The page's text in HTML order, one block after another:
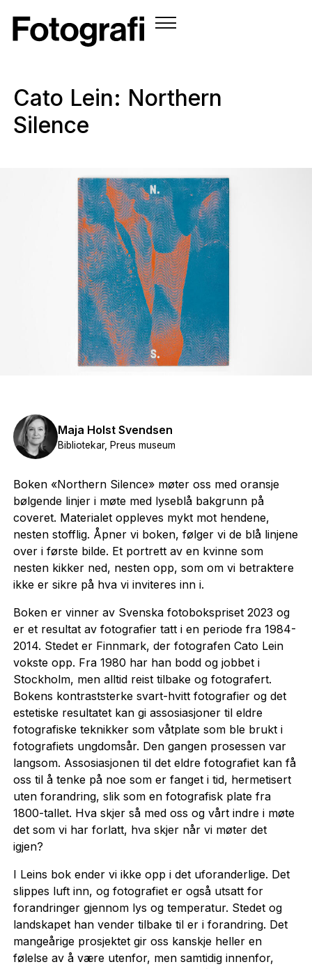
Cato Lein: Northern
Silence
Maja Holst Svendsen
Bibliotekar, Preus museum
Boken «Northern Silence» møter oss med oransje
bølgende linjer i møte med lyseblå bakgrunn på
coveret. Materialet oppleves mykt mot hendene,
nesten stofflig. Åpner vi boken, følger vi de blå linjene
over i første bilde. Et portrett av en kvinne som
nesten kikker ned, nesten opp, som om vi betraktere
ikke er sikre på hva vi inviteres inn i.
Boken er vinner av Svenska fotobokspriset 2023 og
er et resultat av fotografier tatt i en periode fra 1984-
2014. Stedet er Finnmark, der fotografen Cato Lein
vokste opp. Fra 1980 har han bodd og jobbet i
Stockholm, men alltid reist tilbake og fotografert.
Bokens kontraststerke svart-hvitt fotografier og det
estetiske resultatet kan gi assosiasjoner til eldre
fotografiske teknikker som våtplate som ble brukt i
fotografiets ungdomsår. Den gangen prosessen var
langsom. Assosiasjonen til det eldre fotografiet kan få
oss til å tenke på noe som er fanget i tid, hermetisert
uten forandring, slik som en fotografisk plate fra
1800-tallet. Hva skjer så med oss og vårt indre i møte
det som vi har forlatt, hva skjer når vi møter det
igjen?
I Leins bok ender vi ikke opp i det uforanderlige. Det
slippes luft inn, og fotografiet er også utsatt for
forandringer gjennom lys og temperatur. Stedet og
landskapet han vender tilbake til er i forandring. Det
mangeårige prosjektet gir oss kanskje heller en
følelse av å være utenfor, men samtidig innenfor,